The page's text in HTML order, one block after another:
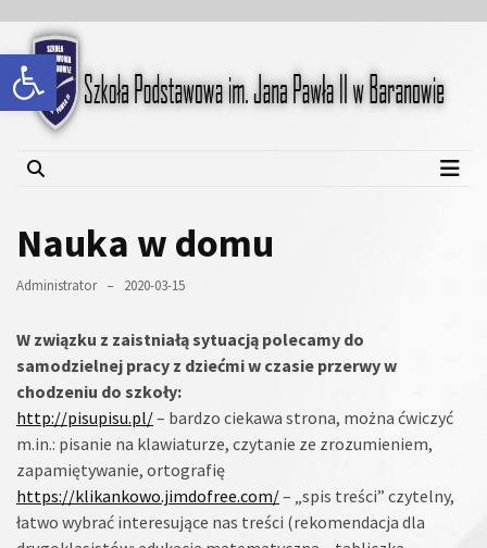
Open toolbar
content
content
Szkoła Podstawowa im.
Jana Pawła II w Baranowie
Nauka w domu
Administrator 2020-03-15
W związku z zaistniałą sytuacją polecamy do
samodzielnej pracy z dziećmi w czasie przerwy w
chodzeniu do szkoły:
http://pisupisu.pl/– bardzo ciekawa strona, można ćwiczyć
m.in.: pisanie na klawiaturze, czytanie ze zrozumieniem,
zapamiętywanie, ortografię
https://klikankowo.jimdofree.com/– „spis treści” czytelny,
łatwo wybrać interesujące nas treści (rekomendacja dla